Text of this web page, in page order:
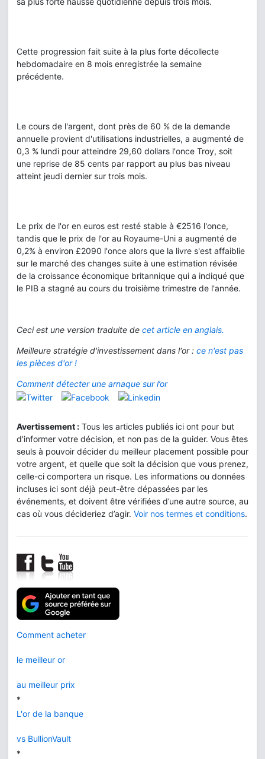
Cette progression fait suite à la plus forte décollecte
hebdomadaire en 8 mois enregistrée la semaine
précédente.
Le cours de l'argent, dont près de 60 % de la demande
annuelle provient d'utilisations industrielles, a augmenté de
0,3 % lundi pour atteindre 29,60 dollars l'once Troy, soit
une reprise de 85 cents par rapport au plus bas niveau
atteint jeudi dernier sur trois mois.
Le prix de l'or en euros est resté stable à €2516 l'once,
tandis que le prix de l'or au Royaume-Uni a augmenté de
0,2% à environ £2090 l'once alors que la livre s'est affaiblie
sur le marché des changes suite à une estimation révisée
de la croissance économique britannique qui a indiqué que
le PIB a stagné au cours du troisième trimestre de l'année.
Ceci est une version traduite de cet article en anglais.
Meilleure stratégie d'investissement dans l'or : ce n'est pas
les pièces d'or !
Comment détecter une arnaque sur l’or
Avertissement : Tous les articles publiés ici ont pour but
d'informer votre décision, et non pas de la guider. Vous êtes
seuls à pouvoir décider du meilleur placement possible pour
votre argent, et quelle que soit la décision que vous prenez,
celle-ci comportera un risque. Les informations ou données
incluses ici sont déjà peut-être dépassées par les
événements, et doivent être vérifiées d’une autre source, au
cas où vous décideriez d’agir. Voir nos termes et conditions.
Comment acheter
le meilleur or
au meilleur prix
*
L'or de la banque
vs BullionVault
*